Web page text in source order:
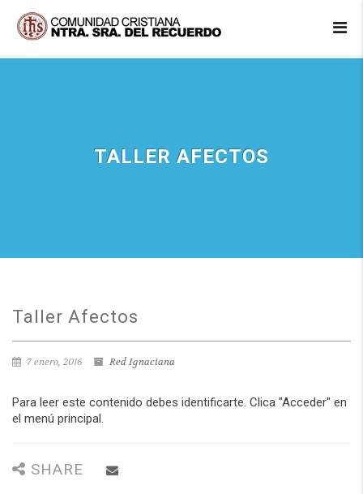
TALLER AFECTOS
Taller Afectos
7 enero, 2016 Red Ignaciana
Para leer este contenido debes identificarte. Clica "Acceder" en
el menú principal.
SHARE